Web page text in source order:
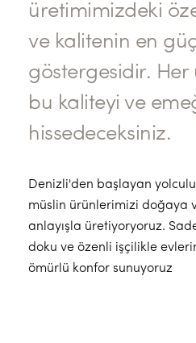
üretimimizdeki
ve kalitenin en
göstergesidir.
bu kaliteyi ve
hissedeceksiniz.
Denizli'den başlayan
müslin ürünlerimizi doğaya
anlayışla üretiyoryoruz.
doku ve özenli işçilikle
ömürlü konfor sunuyoruz